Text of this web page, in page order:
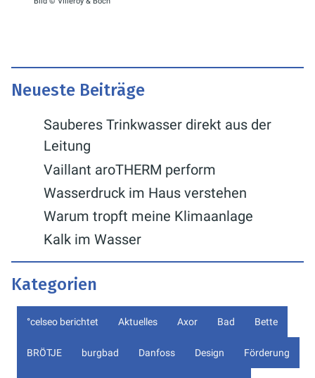
Neueste Beiträge
Sauberes Trinkwasser direkt aus der
Leitung
Vaillant aroTHERM perform
Wasserdruck im Haus verstehen
Warum tropft meine Klimaanlage
Kalk im Wasser
Kategorien
°celseo berichtet Aktuelles Axor Bad Bette
BRÖTJE burgbad Danfoss Design Förderung